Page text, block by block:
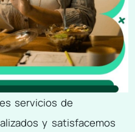
servicios de
y satisfacemos